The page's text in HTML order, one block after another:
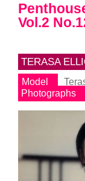
Vol.2
TERASA
Model
Photographs